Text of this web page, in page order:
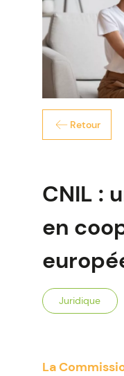
Retour
CNIL :
en
Juridique
La